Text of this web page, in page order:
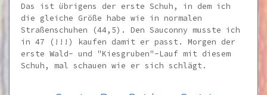
Das ist übrigens der erste Schuh, in dem ich
die gleiche Größe habe wie in normalen
Straßenschuhen (44,5). Den Sauconny musste ich
in 47 (!!!) kaufen damit er passt. Morgen der
erste Wald- und "Kiesgruben"-Lauf mit diesem
Schuh, mal schauen wie er sich schlägt.